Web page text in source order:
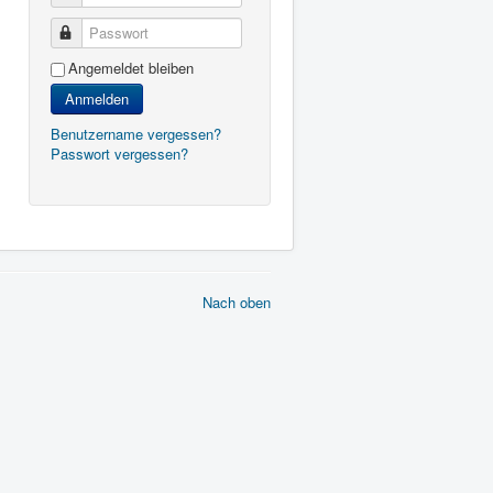
Passwort
Angemeldet bleiben
Anmelden
Benutzername vergessen?
Passwort vergessen?
Nach oben